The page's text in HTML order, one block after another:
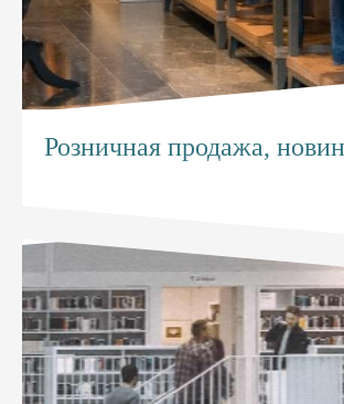
Розничная продажа,
Розничная продажа,
Позвольте уровень розничного
Это позволит повысить
сократить расходы в массовом